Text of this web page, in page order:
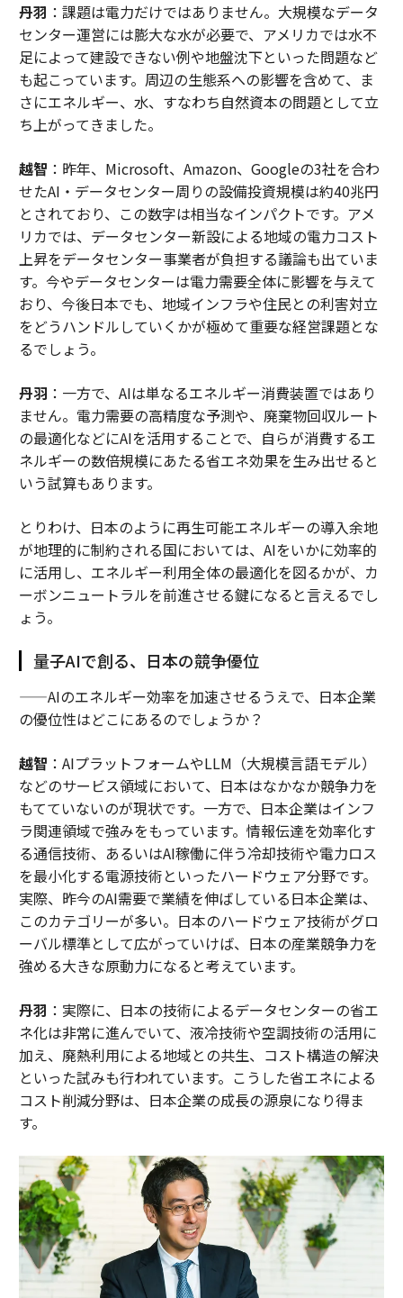
丹羽 ：課題は電力だけではありません。大規模なデータ
センター運営には膨大な水が必要で、アメリカでは水不
足によって建設できない例や地盤沈下といった問題など
も起こっています。周辺の生態系への影響を含めて、ま
さにエネルギー、水、すなわち自然資本の問題として立
ち上がってきました。
越智 ：昨年、Microsoft、Amazon、Googleの3社を合わ
せたAI・データセンター周りの設備投資規模は約40兆円
とされており、この数字は相当なインパクトです。アメ
リカでは、データセンター新設による地域の電力コスト
上昇をデータセンター事業者が負担する議論も出ていま
す。今やデータセンターは電力需要全体に影響を与えて
おり、今後日本でも、地域インフラや住民との利害対立
をどうハンドルしていくかが極めて重要な経営課題とな
るでしょう。
丹羽 ：一方で、AIは単なるエネルギー消費装置ではあり
ません。電力需要の高精度な予測や、廃棄物回収ルート
の最適化などにAIを活用することで、自らが消費するエ
ネルギーの数倍規模にあたる省エネ効果を生み出せると
いう試算もあります。
とりわけ、日本のように再生可能エネルギーの導入余地
が地理的に制約される国においては、AIをいかに効率的
に活用し、エネルギー利用全体の最適化を図るかが、カ
ーボンニュートラルを前進させる鍵になると言えるでし
ょう。
量子AIで創る、日本の競争優位
——AIのエネルギー効率を加速させるうえで、日本企業
の優位性はどこにあるのでしょうか？
越智 ：AIプラットフォームやLLM（大規模言語モデル）
などのサービス領域において、日本はなかなか競争力を
もてていないのが現状です。一方で、日本企業はインフ
ラ関連領域で強みをもっています。情報伝達を効率化す
る通信技術、あるいはAI稼働に伴う冷却技術や電力ロス
を最小化する電源技術といったハードウェア分野です。
実際、昨今のAI需要で業績を伸ばしている日本企業は、
このカテゴリーが多い。日本のハードウェア技術がグロ
ーバル標準として広がっていけば、日本の産業競争力を
強める大きな原動力になると考えています。
丹羽 ：実際に、日本の技術によるデータセンターの省エ
ネ化は非常に進んでいて、液冷技術や空調技術の活用に
加え、廃熱利用による地域との共生、コスト構造の解決
といった試みも行われています。こうした省エネによる
コスト削減分野は、日本企業の成長の源泉になり得ま
す。